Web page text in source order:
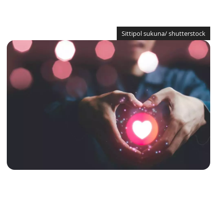
Sittipol sukuna/ shutterstock